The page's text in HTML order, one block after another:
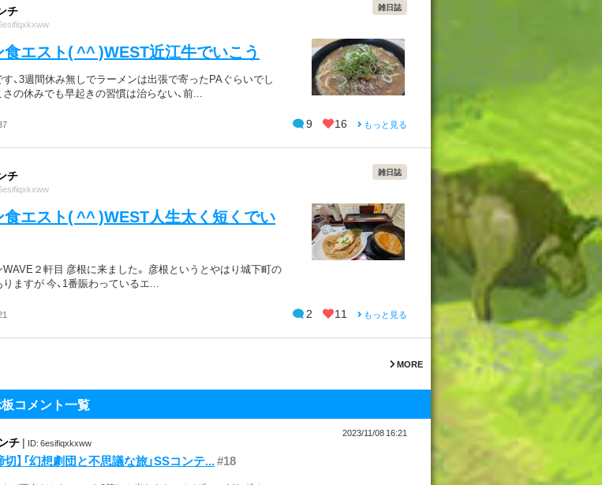
チ 雑日誌
食エスト( ^^ )WEST近江牛でいこう
、3週間休み無しでラーメンは出張で寄ったPAぐらいでし
さの休みでも早起きの習慣は治らない、前...
9 16 もっと見る
チ 雑日誌
食エスト( ^^ )WEST人生太く短くでい
２軒目 彦根に来ました。 彦根というとやはり城下町の
ますが 今、1番賑わっているエ...
2 11 もっと見る
MORE
コメント一覧
2023/11/08 16:21
チ| ID: 6esifiqxkxww
切】「幻想劇団と不思議な旅」SSコンテ...#18